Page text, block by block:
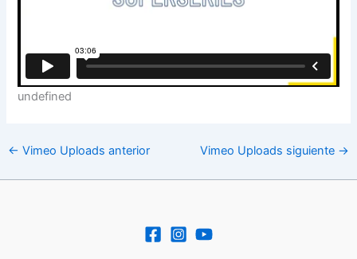
undefined
← Vimeo Uploads anterior Vimeo Uploads siguiente →